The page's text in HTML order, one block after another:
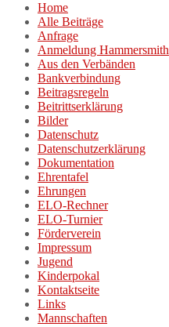
Home
Alle Beiträge
Anfrage
Anmeldung Hammersmith
Aus den Verbänden
Bankverbindung
Beitragsregeln
Beitrittserklärung
Bilder
Datenschutz
Datenschutzerklärung
Dokumentation
Ehrentafel
Ehrungen
ELO-Rechner
ELO-Turnier
Förderverein
Impressum
Jugend
Kinderpokal
Kontaktseite
Links
Mannschaften